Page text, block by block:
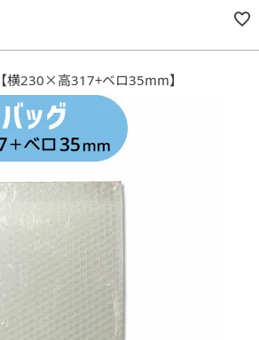
横230×高317+ベロ35mm】